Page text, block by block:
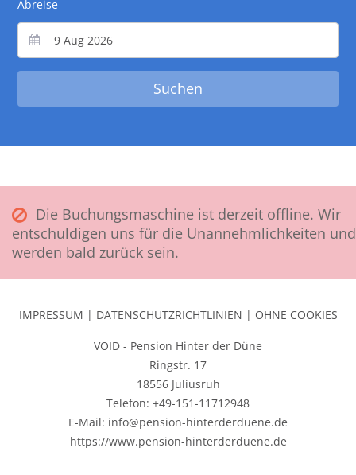
Abreise
Die Buchungsmaschine ist derzeit offline. Wir
entschuldigen uns für die Unannehmlichkeiten und
werden bald zurück sein.
IMPRESSUM | DATENSCHUTZRICHTLINIEN | OHNE COOKIES
VOID - Pension Hinter der Düne
Ringstr. 17
18556 Juliusruh
Telefon: +49-151-11712948
E-Mail: info@pension-hinterderduene.de
https://www.pension-hinterderduene.de